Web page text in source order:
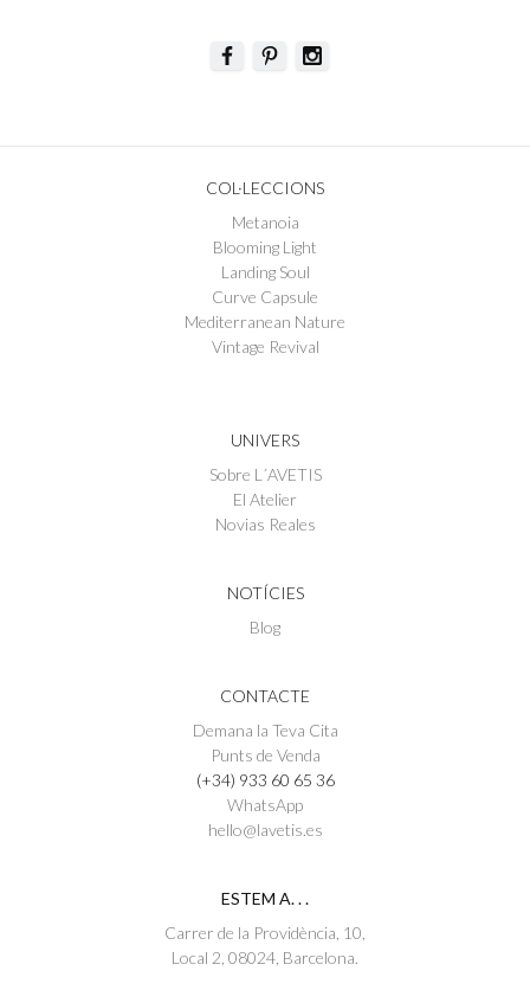
COL·LECCIONS
Metanoia
Blooming Light
Landing Soul
Curve Capsule
Mediterranean Nature
Vintage Revival
UNIVERS
Sobre L´AVETIS
El Atelier
Novias Reales
NOTÍCIES
Blog
CONTACTE
Demana la Teva Cita
Punts de Venda
(+34) 933 60 65 36
WhatsApp
hello@lavetis.es
ESTEM A. . .
Carrer de la Providència, 10,
Local 2, 08024, Barcelona.